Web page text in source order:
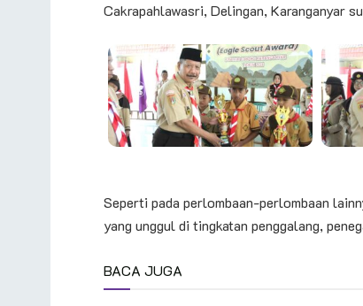
Cakrapahlawasri, Delingan, Karanganyar
Seperti pada perlombaan-perlombaan
yang unggul di tingkatan penggalang,
BACA JUGA